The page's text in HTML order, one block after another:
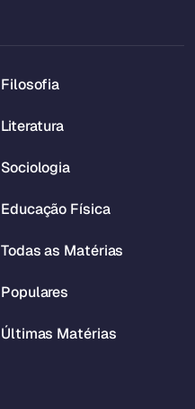
Filosofia
Literatura
Sociologia
Educação Física
Todas as Matérias
Populares
Últimas Matérias